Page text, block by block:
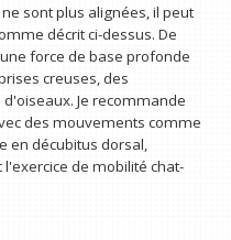
sont plus alignées, il peut
décrit ci-dessus. De
force de base profonde
creuses, des
Je recommande
des mouvements comme
en décubitus dorsal,
de mobilité chat-